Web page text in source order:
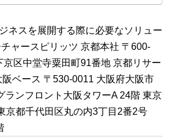
ネスを展開する際に必要なソリュー
ャースピリッツ 京都本社 〒600-
区中堂寺粟田町91番地 京都リサー
ベース 〒530-0011 大阪府大阪市
ランフロント大阪タワーA 24階 東京
京都千代田区丸の内3丁目2番2号